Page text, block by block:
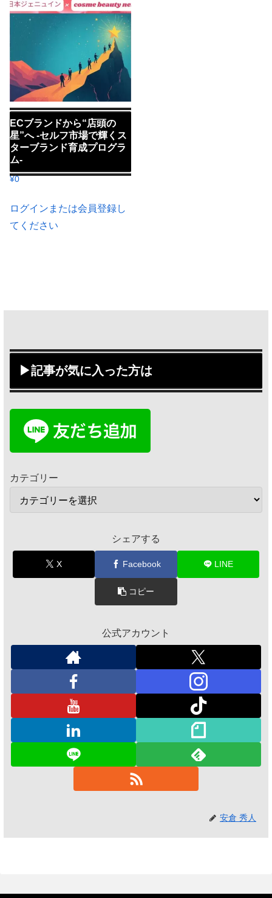
ECブランドから“店頭の
星”へ -セルフ市場で輝くス
ターブランド育成プログラ
ム-
¥0
ログインまたは会員登録し
てください
▶記事が気に入った方は
カテゴリー
シェアする
X Facebook LINE
コピー
公式アカウント
安倉 秀人